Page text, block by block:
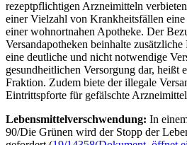
rezeptpflichtigen Arzneimitteln
einer Vielzahl von Krankheitsfällen
einer wohnortnahen Apotheke. Der
Versandapotheken beinhalte
eine deutliche und nicht notwendige
gesundheitlichen Versorgung dar, heißt
Fraktion. Zudem biete der illegale
Eintrittspforte für gefälschte
Lebensmittelverschwendung: In
90/Die Grünen wird der Stopp der